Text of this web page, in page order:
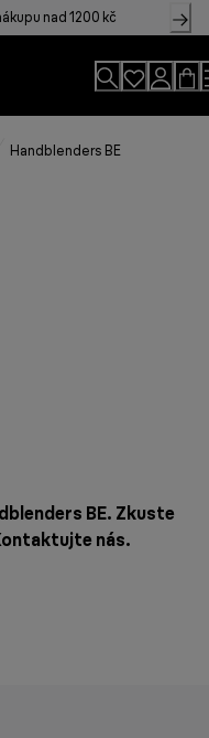
nad 1200 kč
Handblenders BE
BE. Zkuste
nás.